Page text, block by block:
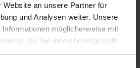
Website an unsere Partner für
und Analysen weiter. Unsere
möglicherweise mit
die Sie ihnen bereitgestellt
Rahmen Ihrer Nutzung der Dienste
Lager
voraussichtlichab Montag, 10.
€ / l